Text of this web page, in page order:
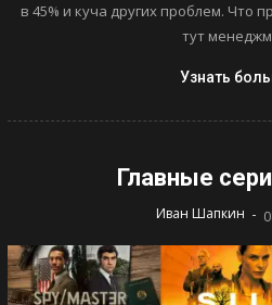
в 45% и куча других проблем. Что
тут
Узнать
Главные
Иван Шапкин -